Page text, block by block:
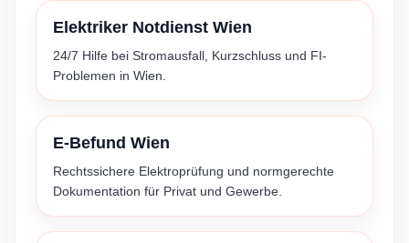
Elektriker Notdienst Wien
24/7 Hilfe bei Stromausfall, Kurzschluss und FI-
Problemen in Wien.
E-Befund Wien
Rechtssichere Elektroprüfung und normgerechte
Dokumentation für Privat und Gewerbe.